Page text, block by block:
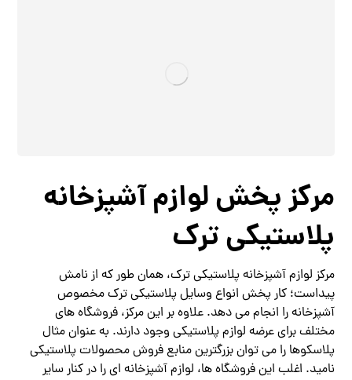
مرکز پخش لوازم آشپزخانه
پلاستیکی ترک
مرکز لوازم آشپزخانه پلاستیکی ترک، همان طور که از نامش
پیداست؛ کار پخش انواع وسایل پلاستیکی ترک مخصوص
آشپزخانه را انجام می دهد. علاوه بر این مرکز، فروشگاه های
مختلف برای عرضه لوازم پلاستیکی وجود دارند. به عنوان مثال
پلاسکوها را می توان بزرگترین منابع فروش محصولات پلاستیکی
نامید. اغلب این فروشگاه ها، لوازم آشپزخانه ای را در کنار سایر